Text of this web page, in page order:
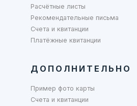
Расчётные листы
Рекомендательные письма
Счета и квитанции
Платёжные квитанции
ДОПОЛНИТЕЛЬНО
Пример фото карты
Счета и квитанции